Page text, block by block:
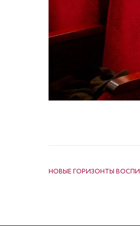
НОВЫЕ ГОРИЗОНТЫ